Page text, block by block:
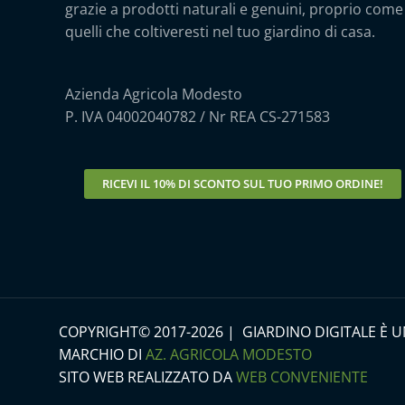
grazie a prodotti naturali e genuini, proprio come
quelli che coltiveresti nel tuo giardino di casa.
Azienda Agricola Modesto
P. IVA 04002040782 / Nr REA CS-271583
RICEVI IL 10% DI SCONTOSUL TUO PRIMO ORDINE!
COPYRIGHT© 2017-2026 | GIARDINO DIGITALE È
MARCHIO DI AZ. AGRICOLA MODESTO
SITO WEB REALIZZATO DAWEB CONVENIENTE